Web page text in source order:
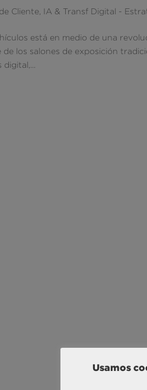
Cliente IA & Transf Digital -
está en medio de una
de los salones de exposición
Usamos